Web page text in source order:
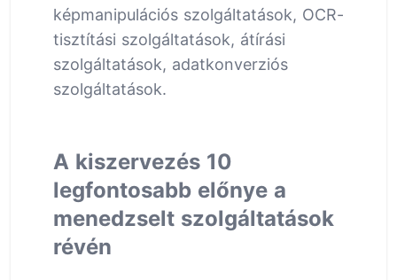
képmanipulációs szolgáltatások, OCR-
tisztítási szolgáltatások, átírási
szolgáltatások, adatkonverziós
szolgáltatások.
A kiszervezés 10
legfontosabb előnye a
menedzselt szolgáltatások
révén